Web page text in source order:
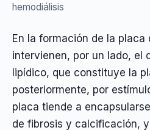
hemodiálisis
En la formación de la placa
intervienen, por un lado, el
lipídico, que constituye la
posteriormente, por
placa tiende a
de fibrosis y calcificación,